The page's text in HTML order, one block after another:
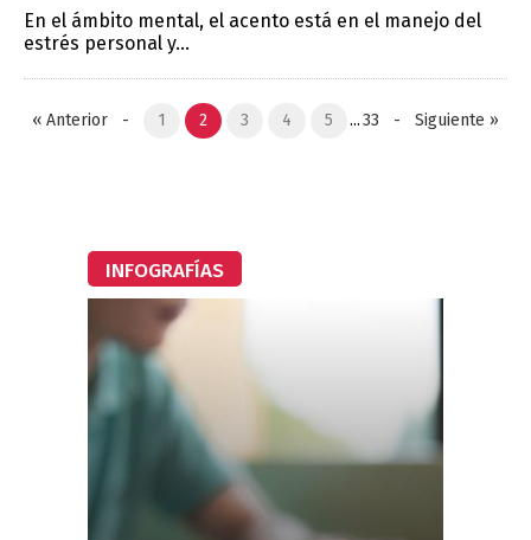
En el ámbito mental, el acento está en el manejo del
estrés personal y...
« Anterior - 1 2 3 4 5 ...33 - Siguiente »
INFOGRAFÍAS